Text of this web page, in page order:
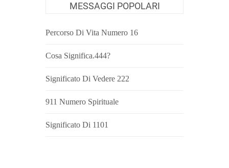
MESSAGGI POPOLARI
Percorso Di Vita Numero 16
Cosa Significa.444?
Significato Di Vedere 222
911 Numero Spirituale
Significato Di 1101